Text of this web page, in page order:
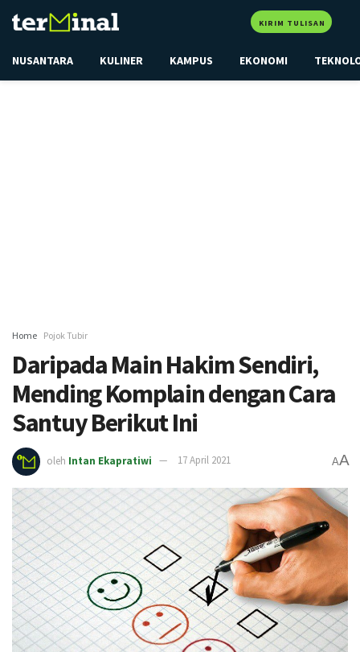
KIRIM TULISAN
NUSANTARA KULINER KAMPUS EKONOMI
Home Pojok Tubir
Daripada Main Hakim Sendiri,
Mending Komplain dengan Cara
Santuy Berikut Ini
oleh Intan Ekapratiwi 17 April 2021 AA